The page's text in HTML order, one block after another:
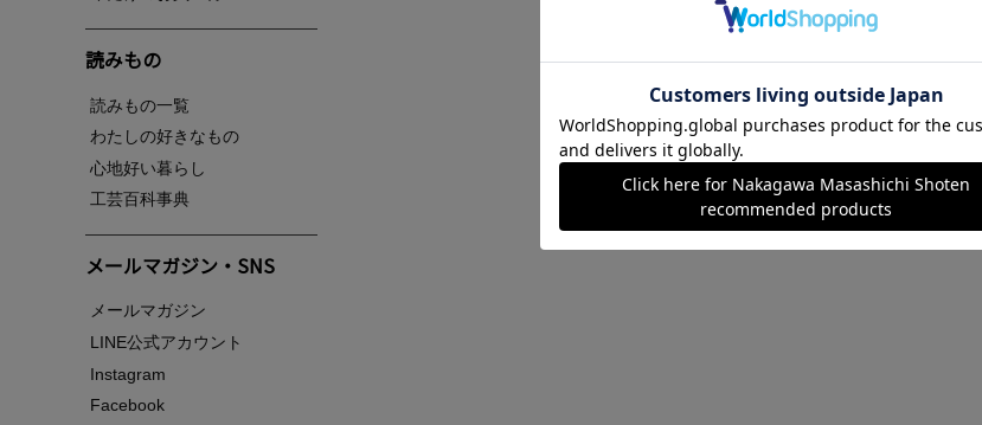
読みもの
読みもの一覧
わたしの好きなもの
心地好い暮らし
工芸百科事典
メールマガジン・SNS
メールマガジン
LINE公式アカウント
Instagram
Facebook